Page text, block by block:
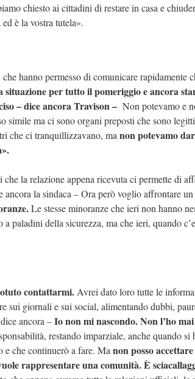
chiesto ai cittadini di restare in casa e
è la vostra tutela».
hanno permesso di comunicare rapidamente
situazione per tutto il pomeriggio e ancora
– dice ancora Travison – Non potevamo e
simile ma ci sono organi preposti che sono
che ci tranquillizzavano, ma non potevamo
la relazione appena ricevuta ci permette di
ancora la sindaca – Ora però voglio affrontare
Le stesse minoranze che ieri non hanno
paladini della sicurezza, ma che ieri, quando
contattarmi. Avrei dato loro tutte le
sui giornali e sui social, alimentando dubbi,
ancora –Io non mi nascondo. Non l’ho
restando imparziale, anche quando si
e che continuerò a fare. Ma non posso
rappresentare una comunità. È